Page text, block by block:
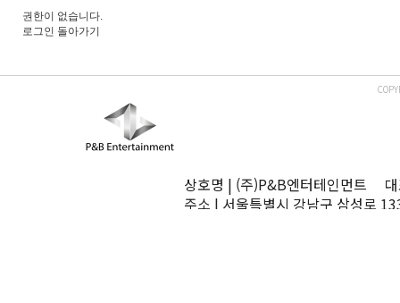
권한이 없습니다.
로그인 돌아가기
상호명 | (주)P&B엔터테인먼트
주소 | 서울특별시 강남구 삼성로